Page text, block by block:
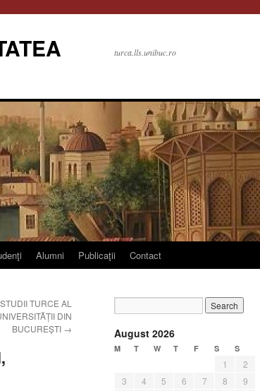
turca.lls.unibuc.ro
Alumni Publicaţii Contact
TURCE AL
DIN
BUCUREȘTI → August 2026
M T W T F S S
1
2
3
4 5 6 7 8
9